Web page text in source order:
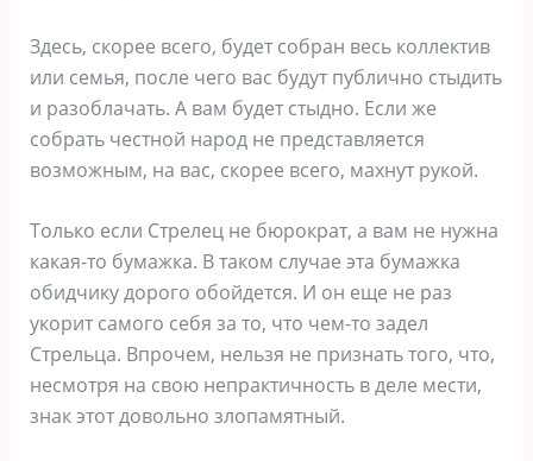
Здесь, скорее всего, будет собран весь коллектив
или семья, после чего вас будут публично стыдить
и разоблачать. А вам будет стыдно. Если же
собрать честной народ не представляется
возможным, на вас, скорее всего, махнут рукой.
Только если Стрелец не бюрократ, а вам не нужна
какая-то бумажка. В таком случае эта бумажка
обидчику дорого обойдется. И он еще не раз
укорит самого себя за то, что чем-то задел
Стрельца. Впрочем, нельзя не признать того, что,
несмотря на свою непрактичность в деле мести,
знак этот довольно злопамятный.